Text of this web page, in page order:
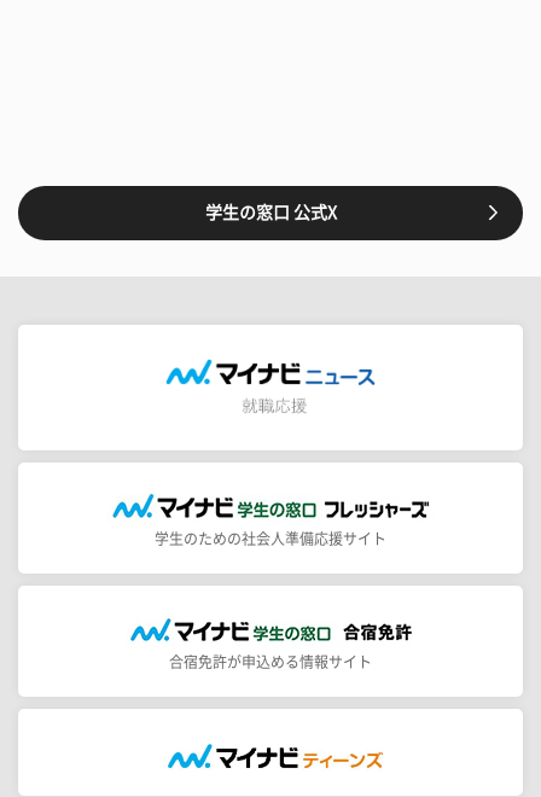
学生の窓口 公式X
学生のための社会人準備応援サイト
合宿免許が申込める情報サイト